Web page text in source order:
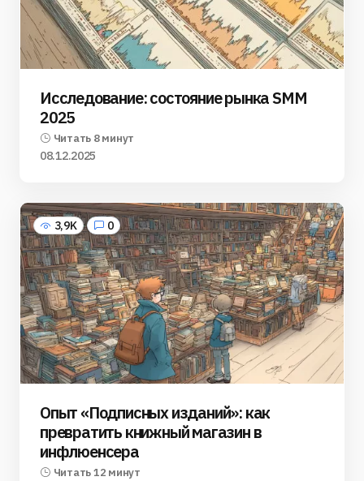
Исследование: состояние рынка SMM
2025
Читать 8 минут
08.12.2025
3,9K 0
Опыт «Подписных изданий»: как
превратить книжный магазин в
инфлюенсера
Читать 12 минут